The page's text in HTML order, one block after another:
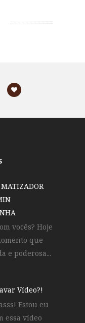
MATIZADOR
vocês? Hoje
que
e poderosa...
Vídeo?!
Estou eu
essa vídeo